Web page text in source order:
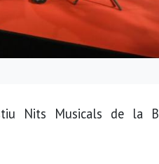
Nits Musicals de la